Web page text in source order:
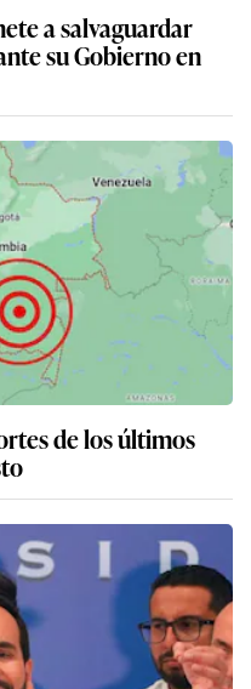
a salvaguardar
su Gobierno en
de los últimos